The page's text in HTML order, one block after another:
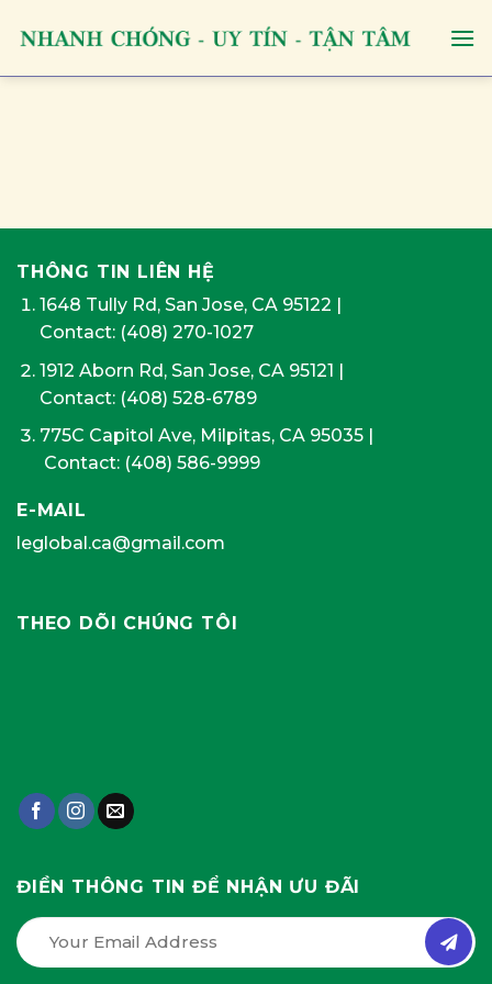
THÔNG TIN LIÊN HỆ
1648 Tully Rd, San Jose, CA 95122 |
Contact: (408) 270-1027
1912 Aborn Rd, San Jose, CA 95121 |
Contact: (408) 528-6789
775C Capitol Ave, Milpitas, CA 95035|
Contact: (408) 586-9999
E-MAIL
leglobal.ca@gmail.com
THEO DÕI CHÚNG TÔI
ĐIỀN THÔNG TIN ĐỂ NHẬN ƯU ĐÃI